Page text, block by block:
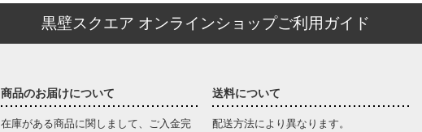
黒壁スクエア オンラインショップご利用ガイド
商品のお届けについて
在庫がある商品に関しまして、ご入金完
送料について
配送方法により異なります。